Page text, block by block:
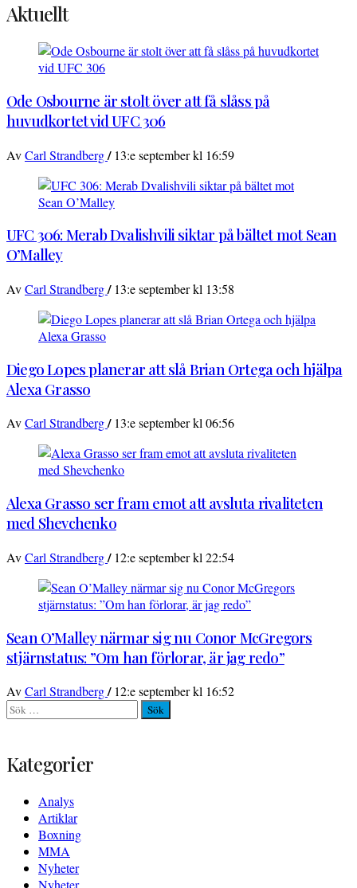
Aktuellt
Ode Osbourne är stolt över att få slåss på
huvudkortet vid UFC 306
AvCarl Strandberg/ 13:e september kl 16:59
UFC 306: Merab Dvalishvili siktar på bältet mot Sean
O’Malley
AvCarl Strandberg/ 13:e september kl 13:58
Diego Lopes planerar att slå Brian Ortega och hjälpa
Alexa Grasso
AvCarl Strandberg/ 13:e september kl 06:56
Alexa Grasso ser fram emot att avsluta rivaliteten
med Shevchenko
AvCarl Strandberg/ 12:e september kl 22:54
Sean O’Malley närmar sig nu Conor McGregors
stjärnstatus: ”Om han förlorar, är jag redo”
AvCarl Strandberg/ 12:e september kl 16:52
Sök
efter:
Kategorier
Analys
Artiklar
Boxning
MMA
Nyheter
Nyheter